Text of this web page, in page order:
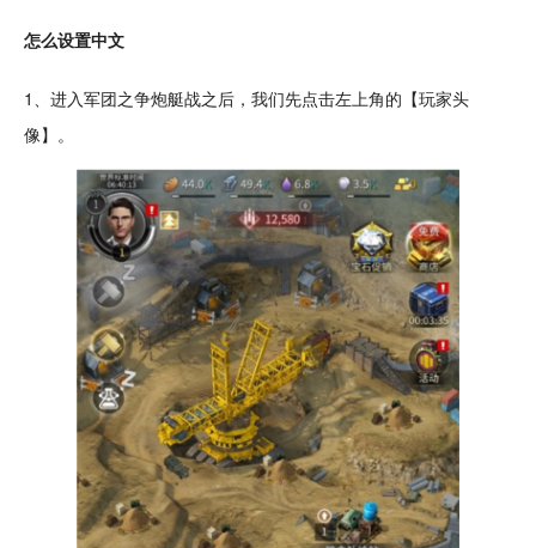
怎么设置中文
1、进入军团之争炮艇战之后，我们先点击左上角的【玩家头
像】。